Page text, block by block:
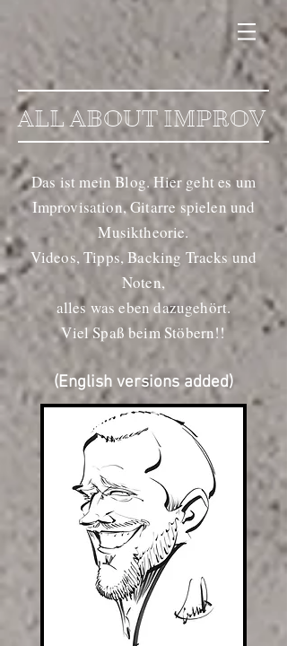
ALL ABOUT IMPROV
Das ist mein Blog. Hier geht es um
Improvisation, Gitarre spielen und
Musiktheorie.
Videos, Tipps, Backing Tracks und
Noten,
alles was eben dazugehört.
Viel Spaß beim Stöbern!!
(English versions added)